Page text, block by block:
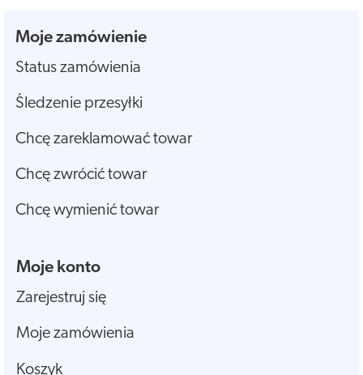
Moje zamówienie
Status zamówienia
Śledzenie przesyłki
Chcę zareklamować towar
Chcę zwrócić towar
Chcę wymienić towar
Moje konto
Zarejestruj się
Moje zamówienia
Koszyk